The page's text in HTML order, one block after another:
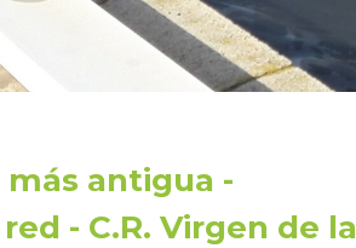
antigua -
- C.R. Virgen de la